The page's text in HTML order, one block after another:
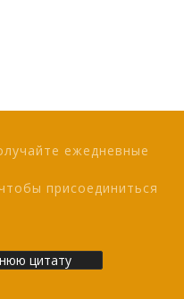
ежедневные
присоединиться
цитату